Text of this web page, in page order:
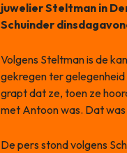
juwelier Steltman in
Schuinder
Volgens Steltman is de
gekregen ter
grapt dat ze, toen ze
met Antoon was. Dat
De pers stond volgens